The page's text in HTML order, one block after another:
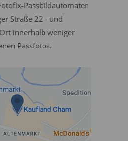
Passbildautomaten
Straße 22 - und
innerhalb weniger
Passfotos.